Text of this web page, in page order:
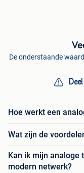
De onderstaande
Hoe werkt een
Wat zijn de
Kan ik mijn analoge
modern netwerk?